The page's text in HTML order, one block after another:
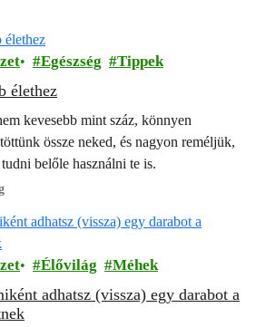
Egészség Tippek
élethez
kevesebb mint száz, könnyen
össze neked, és nagyon reméljük,
belőle használni te is.
Élővilág Méhek
adhatsz (vissza) egy darabot a